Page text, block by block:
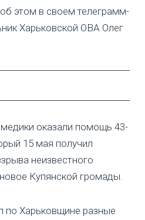
этом в своем телеграмм-
Харьковской ОВА Олег
оказали помощь 43-
15 мая получил
неизвестного
Купянской громады.
по Харьковщине разные